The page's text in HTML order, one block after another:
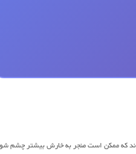
که ممکن است منجر به خارش بیشتر چشم